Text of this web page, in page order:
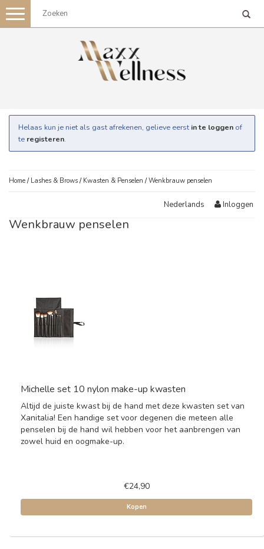
Toggle
navigation
Helaas kun je niet als gast afrekenen, gelieve eerst in te loggen of
te registeren.
Home / Lashes & Brows / Kwasten & Penselen /Wenkbrauw penselen
Nederlands Inloggen
Wenkbrauw penselen
Michelle set 10 nylon make-up kwasten
Altijd de juiste kwast bij de hand met deze kwasten set van
Xanitalia! Een handige set voor degenen die meteen alle
penselen bij de hand wil hebben voor het aanbrengen van
zowel huid en oogmake-up.
€24,90
Kopen